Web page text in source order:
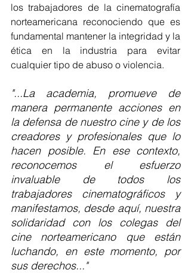
los trabajadores de la cinematografía
norteamericana reconociendo que es
fundamental mantener la integridad y la
ética en la industria para evitar
cualquier tipo de abuso o violencia.
"...La academia, promueve de
manera permanente acciones en
la defensa de nuestro cine y de los
creadores y profesionales que lo
hacen posible. En ese contexto,
reconocemos el esfuerzo
invaluable de todos los
trabajadores cinematográficos y
manifestamos, desde aquí, nuestra
solidaridad con los colegas del
cine norteamericano que están
luchando, en este momento, por
sus derechos..."